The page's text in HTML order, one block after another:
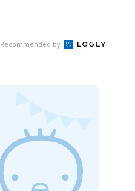
Recommended by